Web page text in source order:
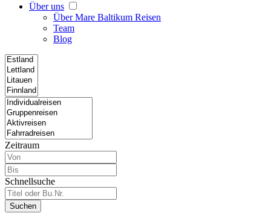
Über uns
Über Mare Baltikum Reisen
Team
Blog
Zeitraum
Schnellsuche
Suchen